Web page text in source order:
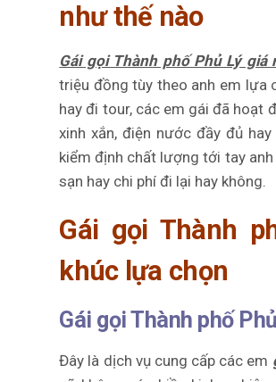
như thế nào
Gái gọi Thành phố Phủ Lý giá
triệu đồng tùy theo anh em lựa
hay đi tour, các em gái đã hoạt
xinh xắn, điện nước đầy đủ
kiểm định chất lượng tới tay
sạn hay chi phí đi lại hay không.
Gái gọi Thành
khúc lựa chọn
Gái gọi Thành phố
Đây là dịch vụ cung cấp các em